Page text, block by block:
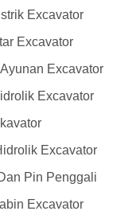
Excavator
Excavator
Excavator
Excavator
Excavator
Pin Penggali
Excavator